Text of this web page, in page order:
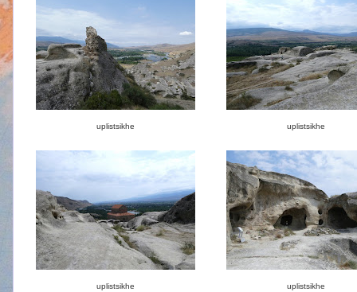
uplistsikhe uplistsikhe
uplistsikhe uplistsikhe